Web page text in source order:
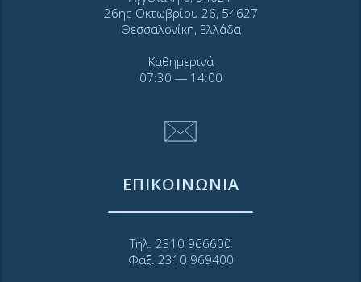
26ης Οκτωβρίου 26, 54627
Θεσσαλονίκη, Ελλάδα
Καθημερινά
07:30 ― 14:00
ΕΠΙΚΟΙΝΩΝΙΑ
Τηλ. 2310 966600
Φαξ. 2310 969400